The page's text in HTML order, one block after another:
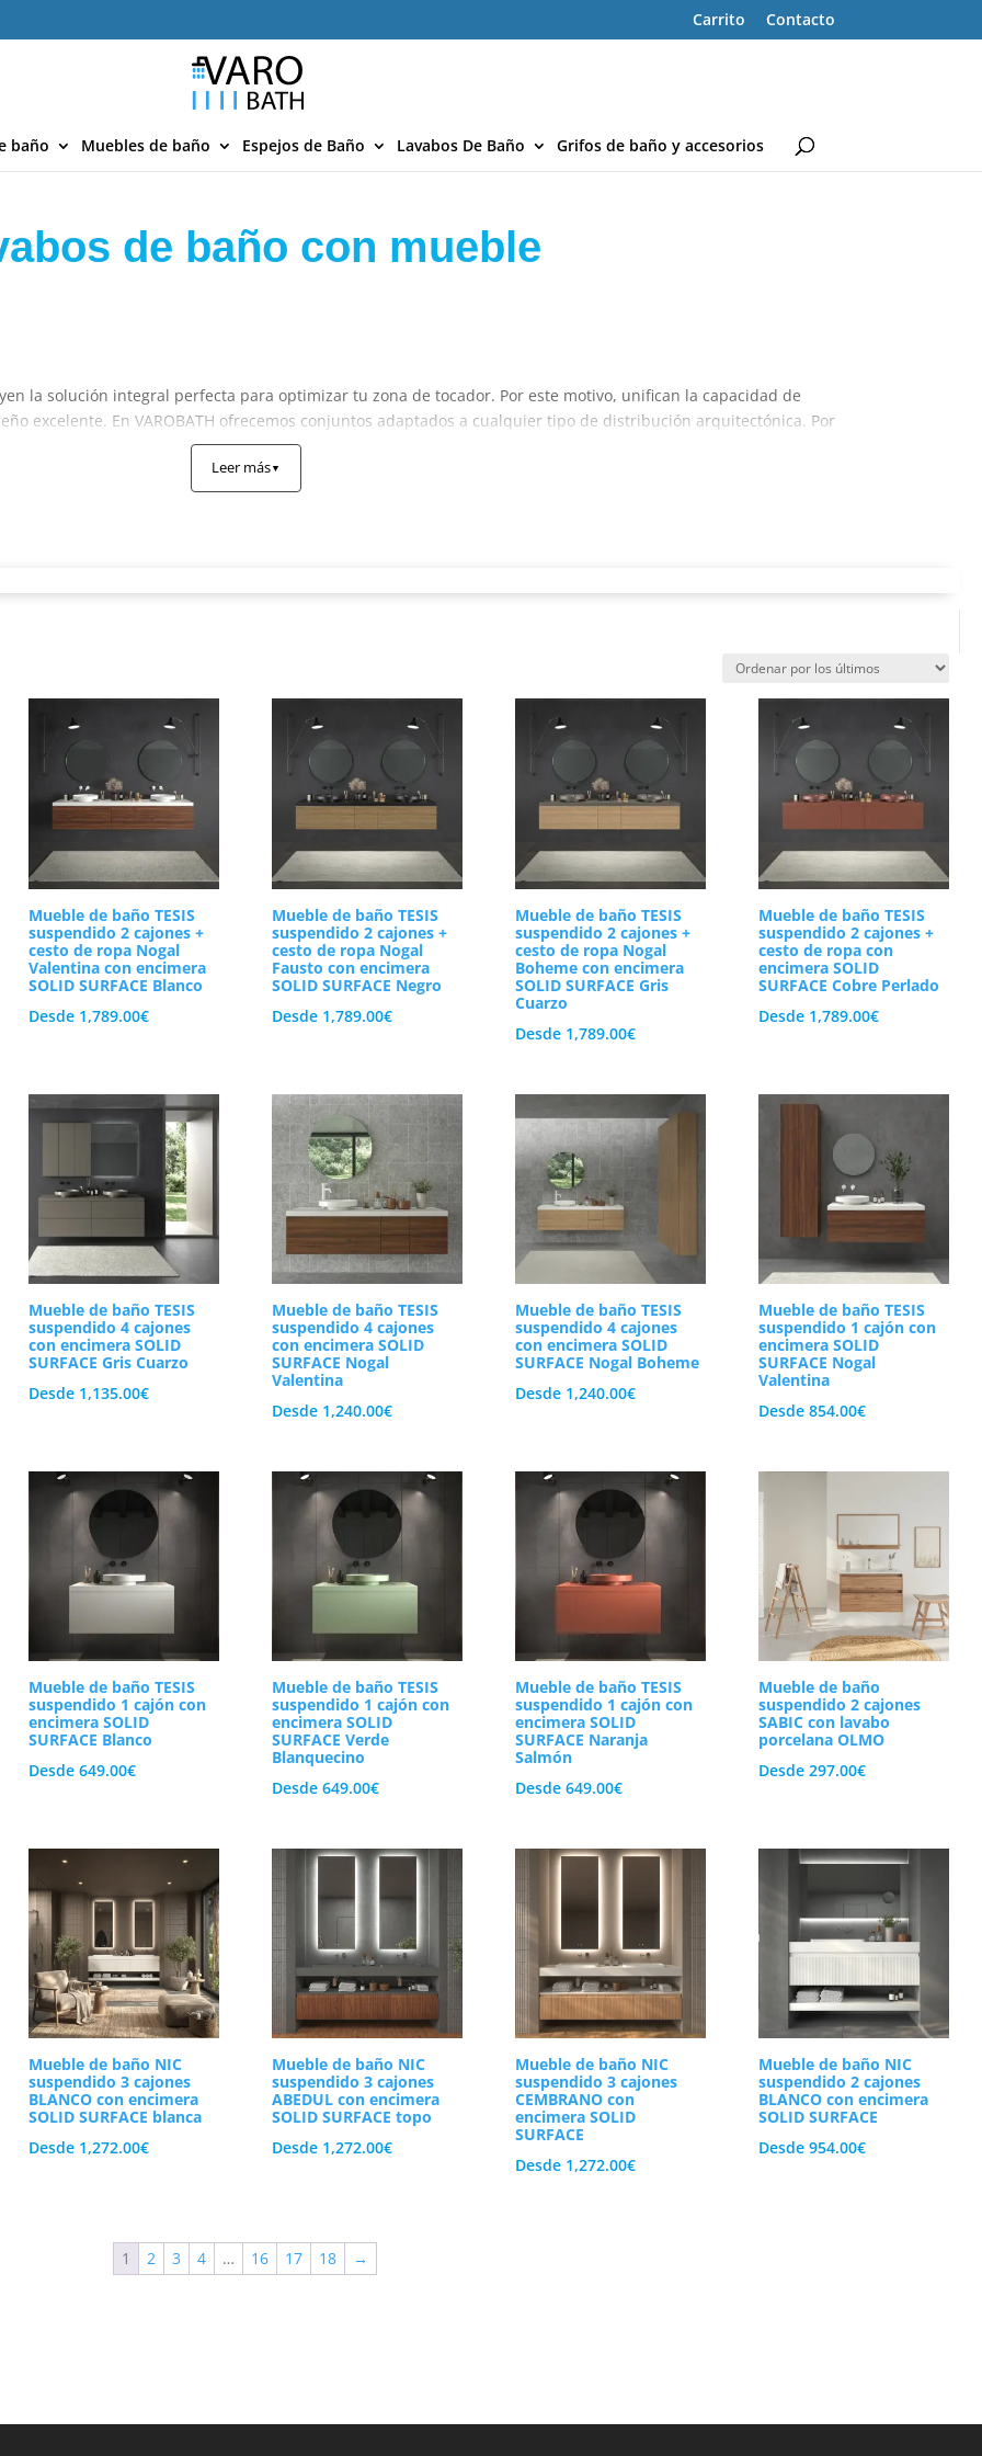
Carrito
Contacto
baño Muebles de baño Espejos de Baño Lavabos De Baño Grifos de baño y accesorios
de baño con mueble
la solución integral perfecta para optimizar tu zona de tocador. Por este motivo, unifican la capacidad de
excelente. En VAROBATH ofrecemos conjuntos adaptados a cualquier tipo de distribución arquitectónica. Por
un espacio mucho más ordenado, equilibrado y funcional en tu hogar.
suspendidos y a suelo para cada tipo de baño
el suelo. Sin embargo, ambas alternativas garantizan una estabilidad total y un aprovechamiento óptimo del
elegir el sistema de apertura que te resulte más cómodo. Así pues, disponemos de cajones amplios de gran
vistas. De este modo, organizar tus artículos de higiene personal diaria será un proceso sumamente sencillo.
Acabados premium y materiales de alta calidad
acabados de alta gama. Por esta razón, estas piezas exclusivas incorporan encimeras integradas de Solid
topo. Por otra parte, puedes personalizar la estructura exterior con texturas de madera noble muy cálidas como
el Cembrano y el Abedul.
los tonos burdeos aportarán sofisticación de forma instantánea. Asimismo, las guías técnicas garantizan
En conclusión, te invitamos a descubrir nuestro catálogo completo delavabos de baño con mueble. Elige
perfectas para tu reforma hoy mismo y disfruta de un cuarto de aseo duradero.
Leer más▼
Mueble de baño TESIS
suspendido 2 cajones +
cesto de ropa Nogal
Valentina con encimera
SOLID SURFACE Blanco
Desde 1,789.00€
Mueble de baño TESIS
suspendido 2 cajones +
cesto de ropa Nogal
Fausto con encimera
SOLID SURFACE Negro
Desde 1,789.00€
Mueble de baño TESIS
suspendido 2 cajones +
cesto de ropa Nogal
Boheme con encimera
SOLID SURFACE Gris
Cuarzo
Desde 1,789.00€
Mueble de baño TESIS
suspendido 2 cajones +
cesto de ropa con
encimera SOLID
SURFACE Cobre Perlado
Desde 1,789.00€
Mueble de baño TESIS
suspendido 4 cajones
con encimera SOLID
SURFACE Gris Cuarzo
Desde 1,135.00€
Mueble de baño TESIS
suspendido 4 cajones
con encimera SOLID
SURFACE Nogal
Valentina
Desde 1,240.00€
Mueble de baño TESIS
suspendido 4 cajones
con encimera SOLID
SURFACE Nogal Boheme
Desde 1,240.00€
Mueble de baño TESIS
suspendido 1 cajón con
encimera SOLID
SURFACE Nogal
Valentina
Desde854.00€
Mueble de baño TESIS
suspendido 1 cajón con
encimera SOLID
SURFACE Blanco
Desde649.00€
Mueble de baño TESIS
suspendido 1 cajón con
encimera SOLID
SURFACE Verde
Blanquecino
Desde649.00€
Mueble de baño TESIS
suspendido 1 cajón con
encimera SOLID
SURFACE Naranja
Salmón
Desde649.00€
Mueble de baño
suspendido 2 cajones
SABIC con lavabo
porcelana OLMO
Desde297.00€
Mueble de baño NIC
suspendido 3 cajones
BLANCO con encimera
SOLID SURFACE blanca
Desde 1,272.00€
Mueble de baño NIC
suspendido 3 cajones
ABEDUL con encimera
SOLID SURFACE topo
Desde 1,272.00€
Mueble de baño NIC
suspendido 3 cajones
CEMBRANO con
encimera SOLID
SURFACE
Desde 1,272.00€
Mueble de baño NIC
suspendido 2 cajones
BLANCO con encimera
SOLID SURFACE
Desde954.00€
1 2 3 4 … 16 17 18 →